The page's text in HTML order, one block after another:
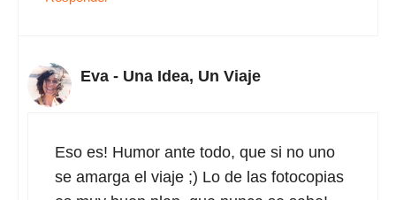
Eva - Una Idea, Un Viaje
Eso es! Humor ante todo, que si no uno
se amarga el viaje ;) Lo de las fotocopias